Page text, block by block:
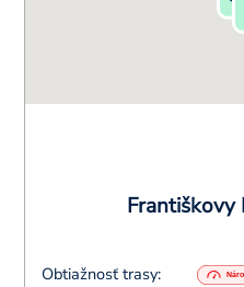
Františkovy
Obtiažnosť trasy: